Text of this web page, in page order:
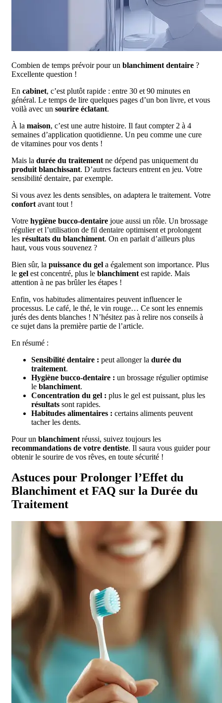
Combien de temps prévoir pour un blanchiment dentaire ?
Excellente question !
En cabinet, c’est plutôt rapide : entre 30 et 90 minutes en
général. Le temps de lire quelques pages d’un bon livre, et vous
voilà avec un sourire éclatant.
À la maison, c’est une autre histoire. Il faut compter 2 à 4
semaines d’application quotidienne. Un peu comme une cure
de vitamines pour vos dents !
Mais la durée du traitement ne dépend pas uniquement du
produit blanchissant. D’autres facteurs entrent en jeu. Votre
sensibilité dentaire, par exemple.
Si vous avez les dents sensibles, on adaptera le traitement. Votre
confort avant tout !
Votre hygiène bucco-dentaire joue aussi un rôle. Un brossage
régulier et l’utilisation de fil dentaire optimisent et prolongent
les résultats du blanchiment. On en parlait d’ailleurs plus
haut, vous vous souvenez ?
Bien sûr, la puissance du gel a également son importance. Plus
le gel est concentré, plus le blanchiment est rapide. Mais
attention à ne pas brûler les étapes !
Enfin, vos habitudes alimentaires peuvent influencer le
processus. Le café, le thé, le vin rouge… Ce sont les ennemis
jurés des dents blanches ! N’hésitez pas à relire nos conseils à
ce sujet dans la première partie de l’article.
En résumé :
Sensibilité dentaire : peut allonger la durée du
traitement.
Hygiène bucco-dentaire : un brossage régulier optimise
le blanchiment.
Concentration du gel : plus le gel est puissant, plus les
résultats sont rapides.
Habitudes alimentaires : certains aliments peuvent
tacher les dents.
Pour un blanchiment réussi, suivez toujours les
recommandations de votre dentiste. Il saura vous guider pour
obtenir le sourire de vos rêves, en toute sécurité !
Astuces pour Prolonger l’Effet du
Blanchiment et FAQ sur la Durée du
Traitement